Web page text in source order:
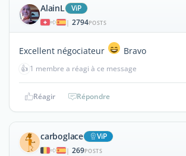
AlainL ViP
| 2794POSTS
Excellent négociateur Bravo
👍 1 membre a réagi à ce message
Réagir Répondre
carboglace ViP
| 269POSTS